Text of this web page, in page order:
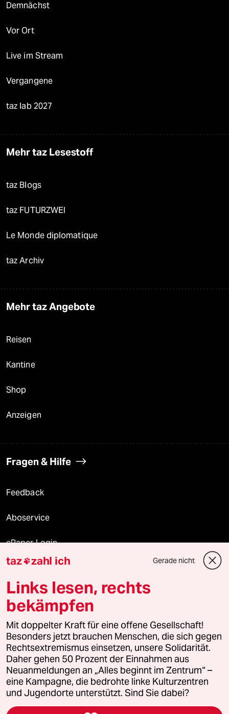
Demnächst
Vor Ort
Live im Stream
Vergangene
taz lab 2027
Mehr taz Lesestoff
taz Blogs
taz FUTURZWEI
Le Monde diplomatique
taz Archiv
Mehr taz Angebote
Reisen
Kantine
Shop
Anzeigen
Fragen & Hilfe
Feedback
Aboservice
ePaper Login
Downloads für Abonnierende
© 2026 taz Verlags und Vertriebs GmbH
Alle Rechte vorbehalten. Bei rechtlichen Fragen oder für Genehmigungen
wenden Sie sich bitte an
lizenzen@taz.de
Feedback Redaktionsstatut Kommune-Richtlinien
Leitlinie Informant Datenschutz Impressum AGB
taz zahl ich Gerade nicht
Links lesen, rechts
bekämpfen
Mit doppelter Kraft für eine offene Gesellschaft!
Besonders jetzt brauchen Menschen, die sich gegen
Rechtsextremismus einsetzen, unsere Solidarität.
Daher gehen 50 Prozent der Einnahmen aus
Neuanmeldungen an „Alles beginnt im Zentrum“ –
eine Kampagne, die bedrohte linke Kulturzentren
und Jugendorte unterstützt. Sind Sie dabei?